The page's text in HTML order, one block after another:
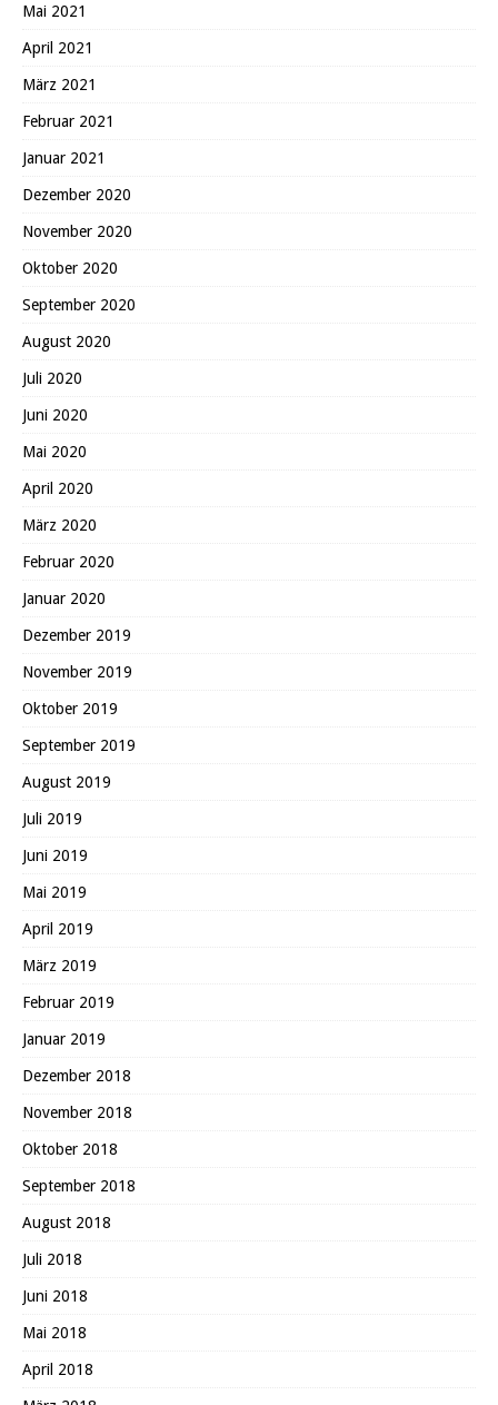
Mai 2021
April 2021
März 2021
Februar 2021
Januar 2021
Dezember 2020
November 2020
Oktober 2020
September 2020
August 2020
Juli 2020
Juni 2020
Mai 2020
April 2020
März 2020
Februar 2020
Januar 2020
Dezember 2019
November 2019
Oktober 2019
September 2019
August 2019
Juli 2019
Juni 2019
Mai 2019
April 2019
März 2019
Februar 2019
Januar 2019
Dezember 2018
November 2018
Oktober 2018
September 2018
August 2018
Juli 2018
Juni 2018
Mai 2018
April 2018